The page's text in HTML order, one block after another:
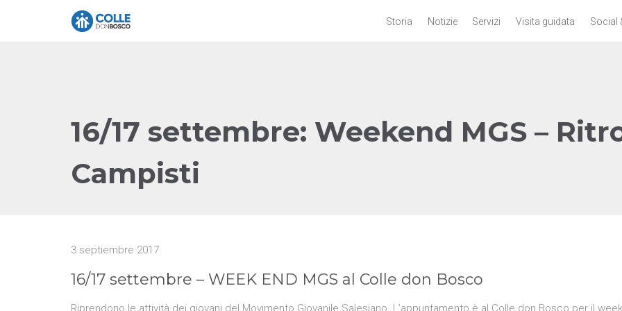
Storia Notizie Servizi Visita guidata Social
16/17 settembre: Weekend MGS –
Campisti
3 septiembre 2017
16/17 settembre – WEEK END MGS al Colle don Bosco
Riprendono le attività dei giovani del Movimento Giovanile Salesiano. L’appuntamento è al Colle don Bosco per il